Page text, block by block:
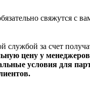
свяжутся с
службой за счет
цену у
условия для